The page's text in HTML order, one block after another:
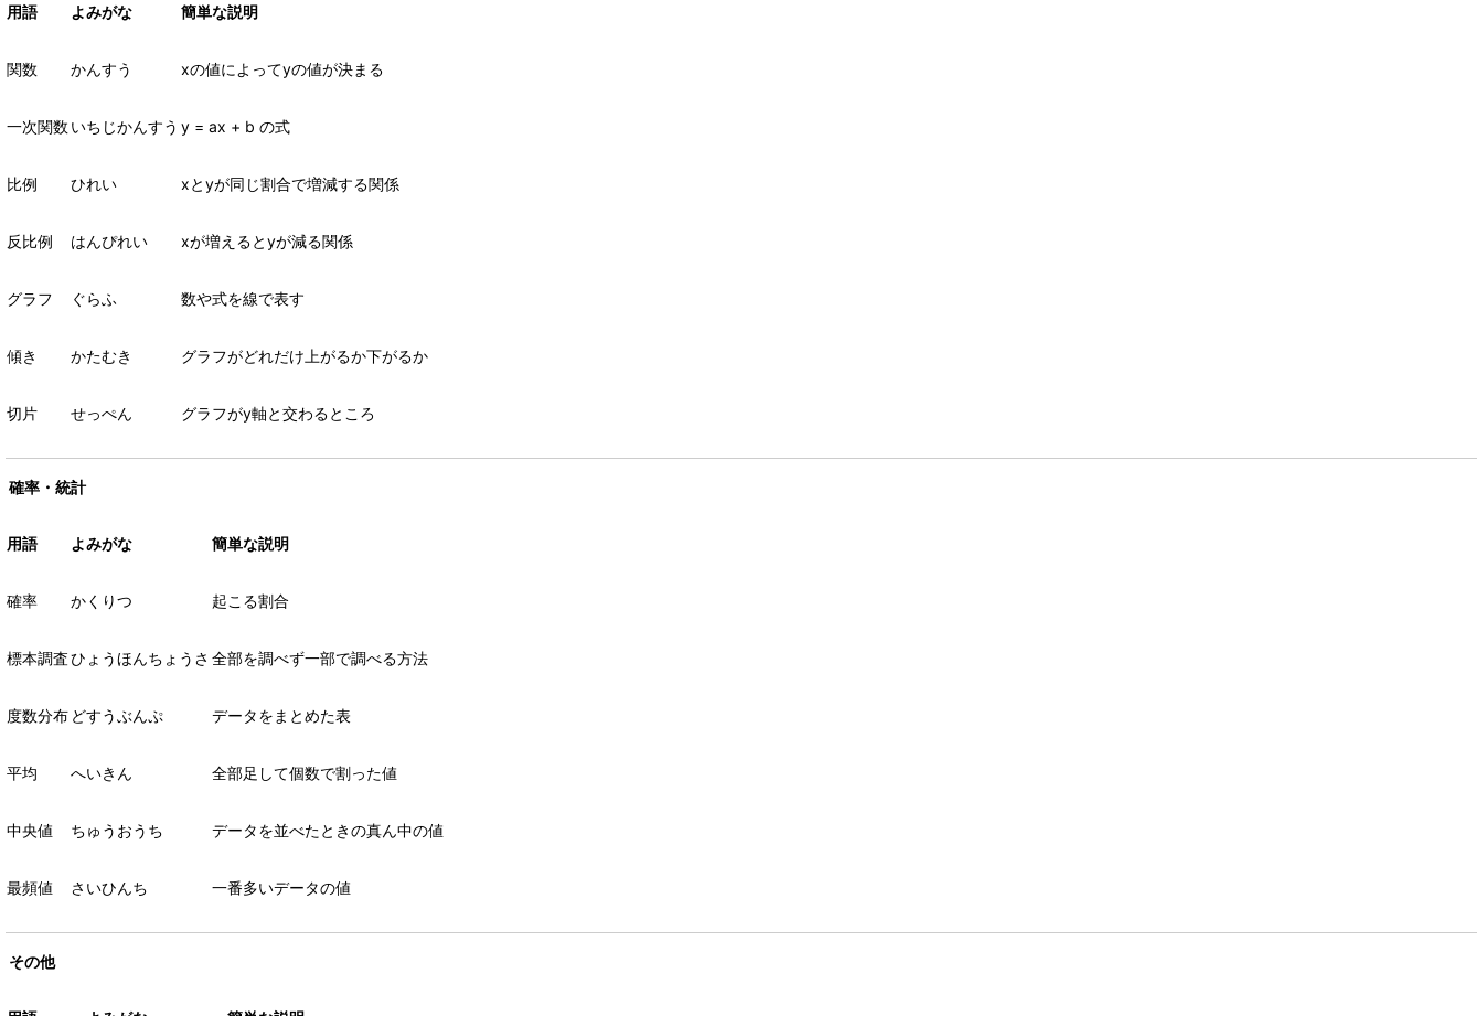
用語 よみがな 簡単な説明
関数 かんすう xの値によってyの値が決まる
一次関数 いちじかんすう y = ax + b の式
比例 ひれい xとyが同じ割合で増減する関係
反比例 はんぴれい xが増えるとyが減る関係
グラフ ぐらふ 数や式を線で表す
傾き かたむき グラフがどれだけ上がるか下がるか
切片 せっぺん グラフがy軸と交わるところ
確率・統計
用語 よみがな 簡単な説明
確率 かくりつ 起こる割合
標本調査ひょうほんちょうさ 全部を調べず一部で調べる方法
度数分布 どすうぶんぷ データをまとめた表
平均 へいきん 全部足して個数で割った値
中央値 ちゅうおうち データを並べたときの真ん中の値
最頻値 さいひんち 一番多いデータの値
その他